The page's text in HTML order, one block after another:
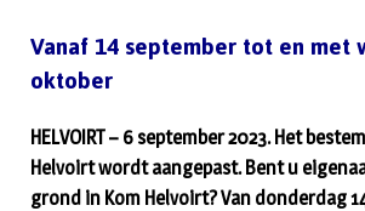
Vanaf 14 september tot en met
oktober
HELVOIRT – 6 september 2023. Het
Helvoirt wordt aangepast. Bent u
grond in Kom Helvoirt? Van donderdag